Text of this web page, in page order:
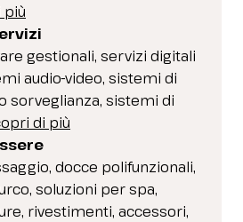
più
gestionali, servizi digitali
audio-video, sistemi di
sorveglianza, sistemi di
di più
docce polifunzionali,
soluzioni per spa,
rivestimenti, accessori,